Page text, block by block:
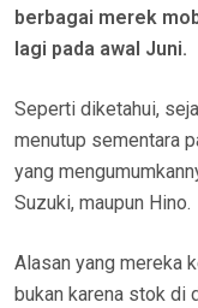
berbagai merek
lagi pada awal Juni.
Seperti diketahui,
menutup sementara
yang
Suzuki, maupun Hino.
Alasan yang mereka
bukan karena stok di